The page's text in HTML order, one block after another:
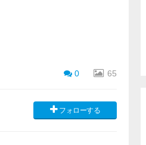
0 65
フォローする